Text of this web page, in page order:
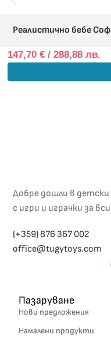
Реалистично бебе
147,70€ / 288,88 лв.
Добре дошли в детски
с игри и играчки за
(+359) 876 367 002
office@tugytoys.com
Пазаруване
Нови предложения
Намалени продукти